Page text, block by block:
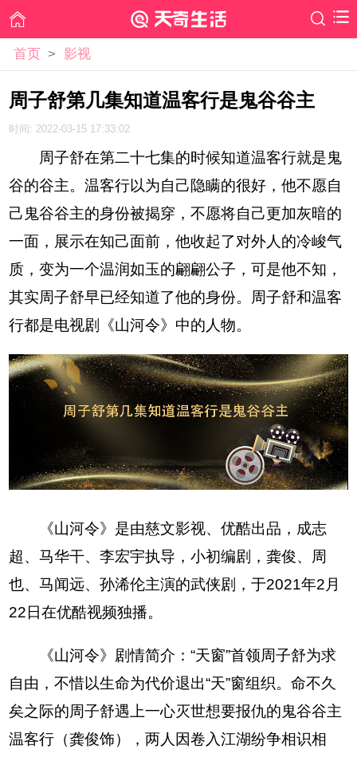
首页 > 影视
周子舒第几集知道温客行是鬼谷谷主
时间: 2022-03-15 17:33:02
周子舒在第二十七集的时候知道温客行就是鬼
谷的谷主。温客行以为自己隐瞒的很好，他不愿自
己鬼谷谷主的身份被揭穿，不愿将自己更加灰暗的
一面，展示在知己面前，他收起了对外人的冷峻气
质，变为一个温润如玉的翩翩公子，可是他不知，
其实周子舒早已经知道了他的身份。周子舒和温客
行都是电视剧《山河令》中的人物。
《山河令》是由慈文影视、优酷出品，成志
超、马华干、李宏宇执导，小初编剧，龚俊、周
也、马闻远、孙浠伦主演的武侠剧，于2021年2月
22日在优酷视频独播。
《山河令》剧情简介：“天窗”首领周子舒为求
自由，不惜以生命为代价退出“天”窗组织。命不久
矣之际的周子舒遇上一心灭世想要报仇的鬼谷谷主
温客行（龚俊饰），两人因卷入江湖纷争相识相